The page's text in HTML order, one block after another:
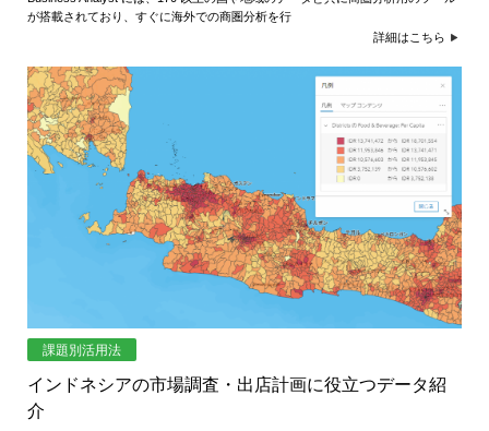
が搭載されており、すぐに海外での商圏分析を行
詳細はこちら
課題別活用法
インドネシアの市場調査・出店計画に役立つデータ紹
介